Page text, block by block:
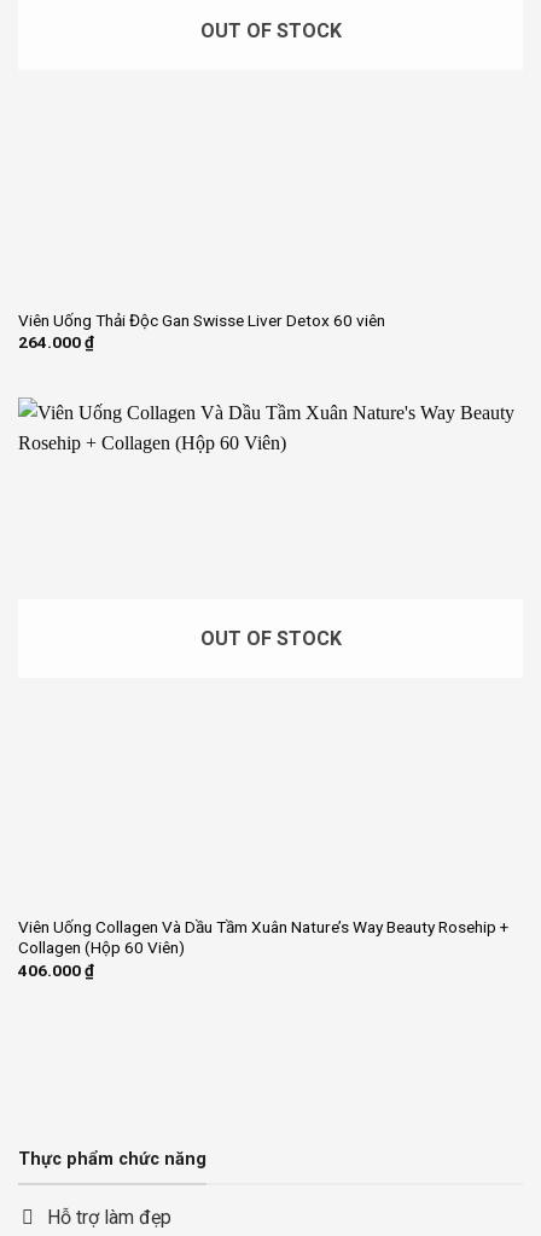
OUT OF STOCK
Viên Uống Thải Độc Gan Swisse Liver Detox 60 viên
264.000₫
OUT OF STOCK
Viên Uống Collagen Và Dầu Tầm Xuân Nature’s Way Beauty Rosehip +
Collagen (Hộp 60 Viên)
406.000₫
Thực phẩm chức năng
Hỗ trợ làm đẹp